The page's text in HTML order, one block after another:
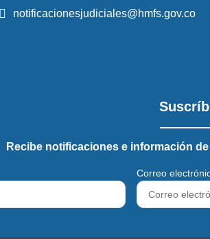
notificacionesjudiciales@hmfs.gov.co
Recibe notificaciones e información
Correo